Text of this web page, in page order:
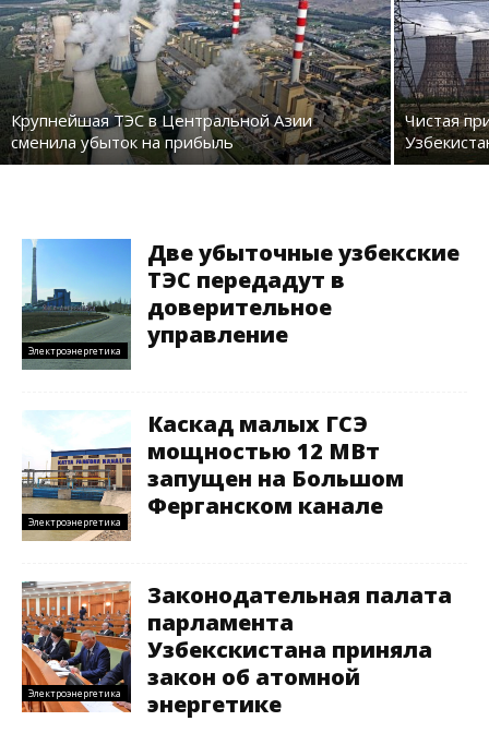
Крупнейшая ТЭС в Центральной Азии
сменила убыток на прибыль
Чистая
Электроэнергетика
Две убыточные узбекские
ТЭС передадут в
доверительное
управление
Электроэнергетика
Каскад малых ГСЭ
мощностью 12 МВт
запущен на Большом
Ферганском канале
Электроэнергетика
Законодательная палата
парламента
Узбекскистана приняла
закон об атомной
энергетике